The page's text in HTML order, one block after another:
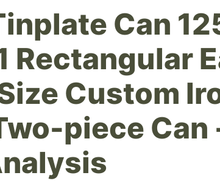
Can
Rectangular
Custom
piece Can